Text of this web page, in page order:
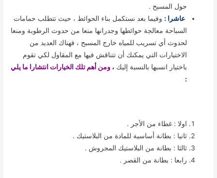
حول المسبح .
عاشرا : وفيما بعد نستكمل بناء الحوائط ، حيث تتطلب حمامات
السباحة معالجة حوائطها وجدرانها منعا من حدوث الرطوبة ومنعا
لحدوث أي تسريب للمياه خارج المسبح ، فهناك العديد من
الاختيارات التي يمكنك أن تتناقش فيها مع المقاول لكي تقوم
باختيار انسبها بالنسبة إليك ، ومن أهم تلك الخيارات انتشارا ما يلي
:
اولا : غطاء من الأجر .
ثانيا : بطانة أساسية للمادة من البلاستيك .
ثالثا : بطانة من البلاستيك المجروش .
رابعا : بطانة من القصر .